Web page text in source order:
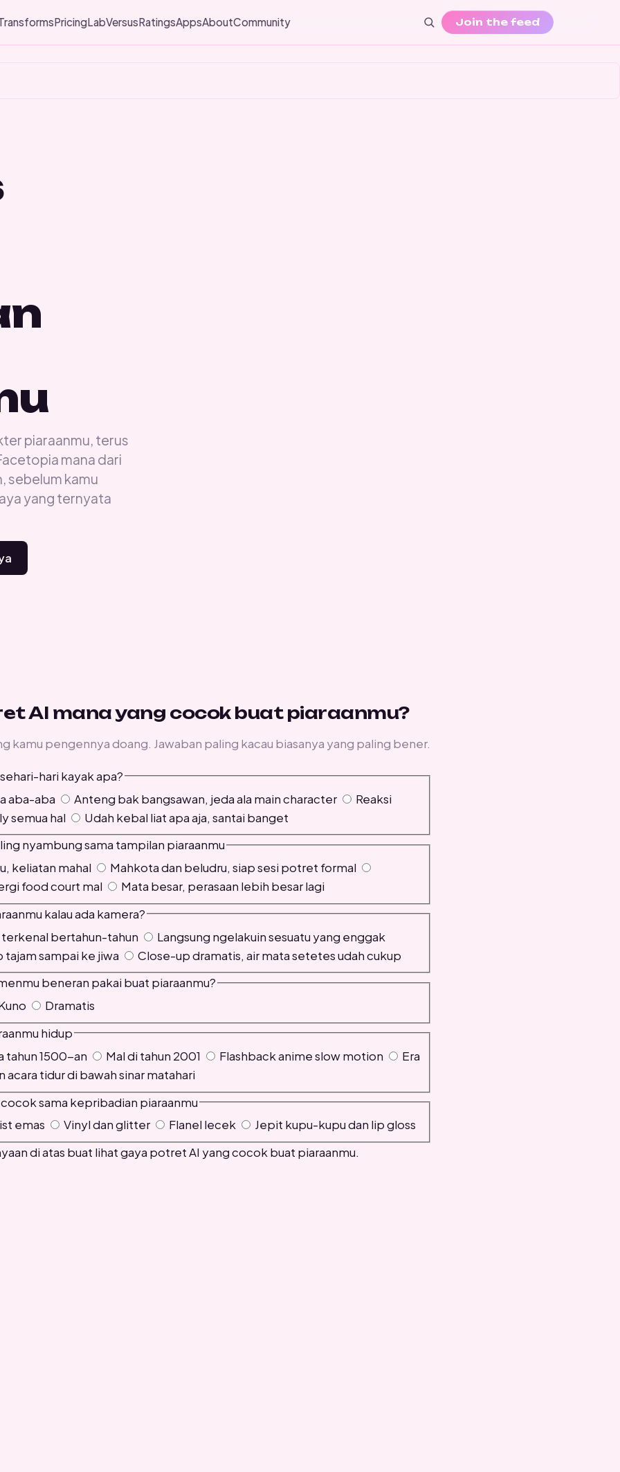
piaraanmu, terus
mana dari
sebelum kamu
yang ternyata
AI mana yang cocok buat piaraanmu?
kamu pengennya doang. Jawaban paling kacau biasanya yang paling bener.
hari kayak apa?
aba-aba
Anteng bak bangsawan, jeda ala main character
Reaksi
semua hal
Udah kebal liat apa aja, santai banget
nyambung sama tampilan piaraanmu
keliatan mahal
Mahkota dan beludru, siap sesi potret formal
food court mal
Mata besar, perasaan lebih besar lagi
kalau ada kamera?
bertahun-tahun
Langsung ngelakuin sesuatu yang enggak
sampai ke jiwa
Close-up dramatis, air mata setetes udah cukup
beneran pakai buat piaraanmu?
Dramatis
hidup
tahun 1500-an
Mal di tahun 2001 Flashback anime slow motion
Era
acara tidur di bawah sinar matahari
sama kepribadian piaraanmu
emas
Vinyl dan glitter Flanel lecek
Jepit kupu-kupu dan lip gloss
di atas buat lihat gaya potret AI yang cocok buat piaraanmu.
PricingLabVersusRatingsAppsAboutCommunity Join the feed